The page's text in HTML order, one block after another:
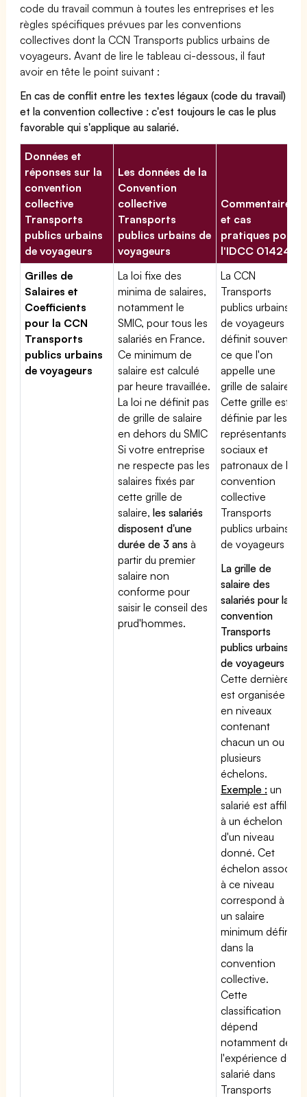
code du travail commun à toutes les entreprises et les
règles spécifiques prévues par les conventions
collectives dont la CCN Transports publics urbains de
voyageurs. Avant de lire le tableau ci-dessous, il faut
avoir en tête le point suivant :
En cas de conflit entre les textes légaux (code du travail)
et la convention collective : c'est toujours le cas le plus
favorable qui s'applique au salarié.
Données et
réponses sur la
convention
collective
Transports
publics urbains
de voyageurs
Les données de la
Convention
collective
Transports
publics urbains de
voyageurs
Commentaires
et cas
pratiques pour
l'IDCC 01424
Grilles de
Salaires et
Coefficients
pour la CCN
Transports
publics urbains
de voyageurs
La loi fixe des
minima de salaires,
notamment le
SMIC, pour tous les
salariés en France.
Ce minimum de
salaire est calculé
par heure travaillée.
La loi ne définit pas
de grille de salaire
en dehors du SMIC
Si votre entreprise
ne respecte pas les
salaires fixés par
cette grille de
salaire,les salariés
disposent d'une
durée de 3 ans à
partir du premier
salaire non
conforme pour
saisir le conseil des
prud'hommes.
La CCN
Transports
publics urbains
de voyageurs
définit souvent
ce que l'on
appelle une
grille de salaires.
Cette grille est
définie par les
représentants
sociaux et
patronaux de la
convention
collective
Transports
publics urbains
de voyageurs
La grille de
salaire des
salariés pour la
convention
Transports
publics urbains
de voyageurs
Cette dernière
est organisée
en niveaux
contenant
chacun un ou
plusieurs
échelons.
Exemple : un
salarié est affilié
à un échelon
d'un niveau
donné. Cet
échelon associé
à ce niveau
correspond à
un salaire
minimum défini
dans la
convention
collective.
Cette
classification
dépend
notamment de
l'expérience du
salarié dans
Transports